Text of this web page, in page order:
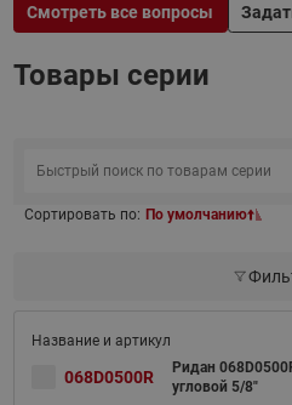
Смотреть все вопросы
Товары серии
Сортировать по: По умолчанию
068D0500R
Ридан
угловой 5/8"